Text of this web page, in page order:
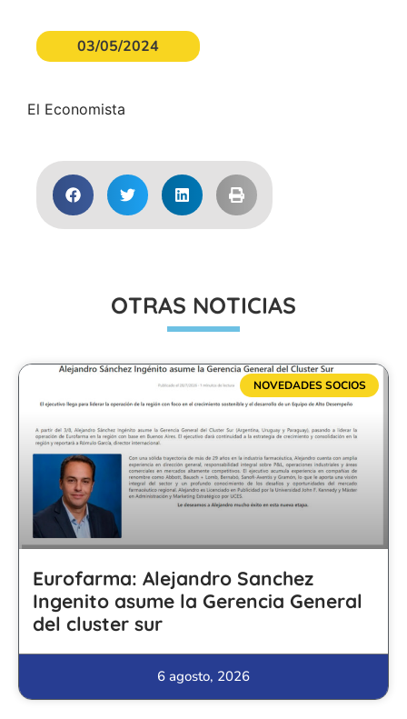
03/05/2024
El Economista
OTRAS NOTICIAS
NOVEDADES SOCIOS
Eurofarma: Alejandro Sanchez
Ingenito asume la Gerencia General
del cluster sur
6 agosto, 2026